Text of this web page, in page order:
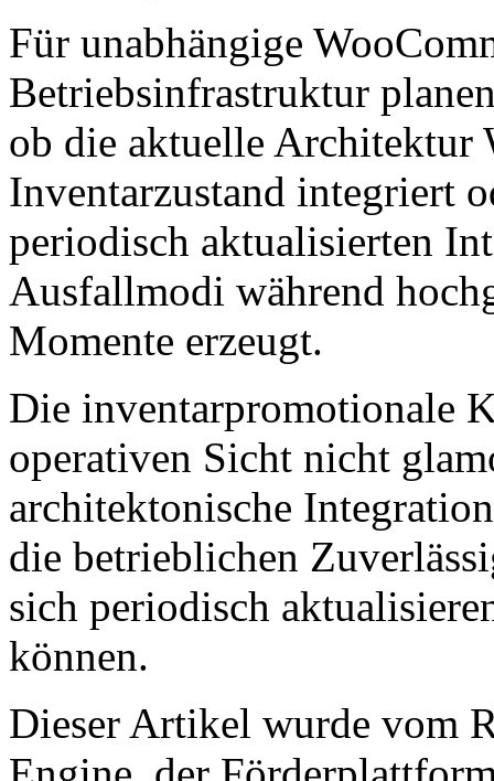
Für unabhängige
Betriebsinfrastruktur
ob die aktuelle Architektur
Inventarzustand integriert
periodisch aktualisierten
Ausfallmodi während
Momente erzeugt.
Die inventarpromotionale
operativen Sicht nicht
architektonische
die betrieblichen
sich periodisch
können.
Dieser Artikel wurde vom